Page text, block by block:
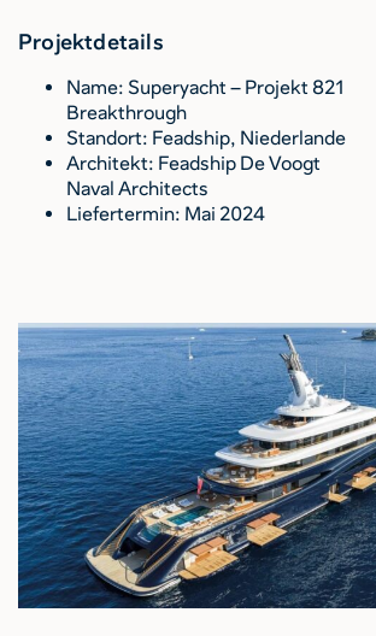
Projektdetails
Name: Superyacht – Projekt 821
Breakthrough
Standort: Feadship, Niederlande
Architekt: Feadship De Voogt
Naval Architects
Liefertermin: Mai 2024